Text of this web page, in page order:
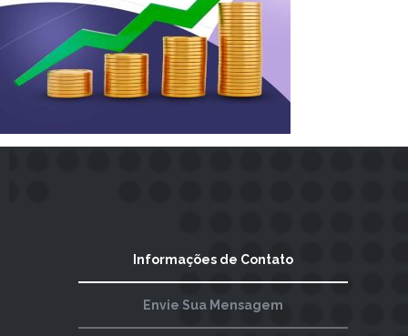
Informações de Contato
Envie Sua Mensagem